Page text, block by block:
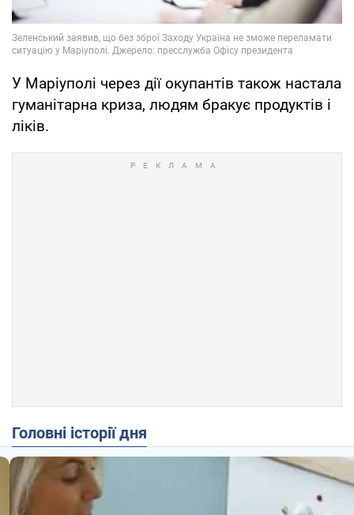
У Маріуполі через дії окупантів також настала
гуманітарна криза, людям бракує продуктів і
ліків.
Головні історії дня